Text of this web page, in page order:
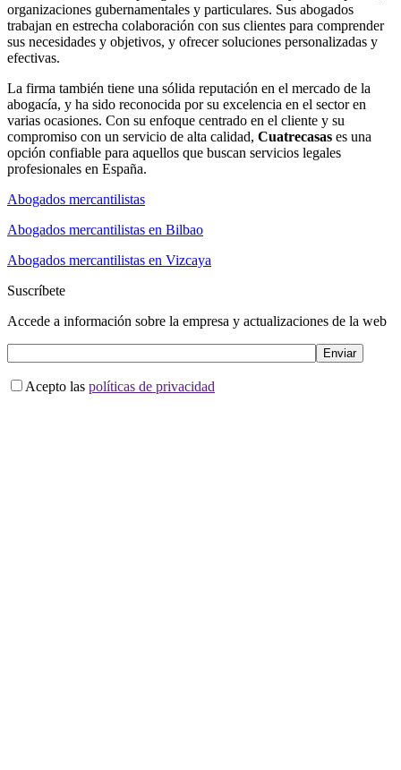
organizaciones gubernamentales y particulares. Sus abogados
trabajan en estrecha colaboración con sus clientes para comprender
sus necesidades y objetivos, y ofrecer soluciones personalizadas y
efectivas.
La firma también tiene una sólida reputación en el mercado de la
abogacía, y ha sido reconocida por su excelencia en el sector en
varias ocasiones. Con su enfoque centrado en el cliente y su
compromiso con un servicio de alta calidad, Cuatrecasas es una
opción confiable para aquellos que buscan servicios legales
profesionales en España.
Abogados mercantilistas
Abogados mercantilistas en Bilbao
Abogados mercantilistas en Vizcaya
Suscríbete
Accede a información sobre la empresa y actualizaciones de la web
Acepto las políticas de privacidad